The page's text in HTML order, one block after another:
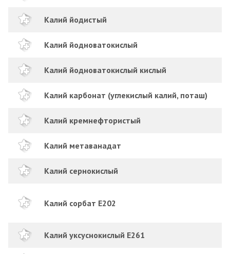
Калий йодистый
Калий йодноватокислый
Калий йодноватокислый кислый
Калий карбонат (углекислый калий, поташ)
Калий кремнефтористый
Калий метаванадат
Калий сернокислый
Калий сорбат Е202
Калий уксуснокислый E261